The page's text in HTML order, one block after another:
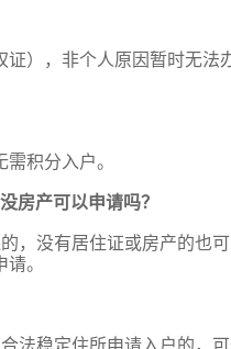
证），非个人原因暂时无法
积分入户。
房产可以申请吗？
，没有居住证或房产的也
。
法稳定住所申请入户的，